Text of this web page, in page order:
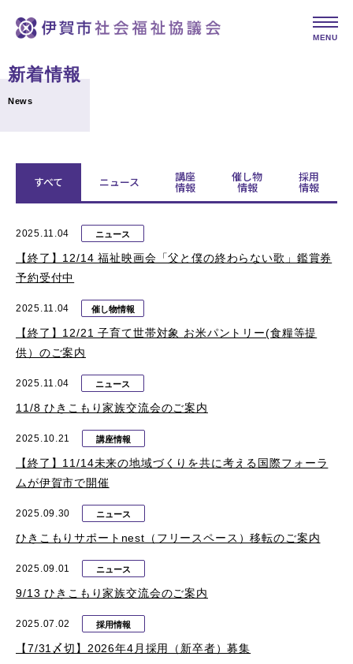
MENU
新着情報
News
すべて ニュース 講座
情報
催し物
情報
採用
情報
2025.11.04 ニュース
【終了】12/14 福祉映画会「父と僕の終わらない歌」鑑賞券
予約受付中
2025.11.04 催し物情報
【終了】12/21 子育て世帯対象 お米パントリー(食糧等提
供）のご案内
2025.11.04 ニュース
11/8 ひきこもり家族交流会のご案内
2025.10.21 講座情報
【終了】11/14未来の地域づくりを共に考える国際フォーラ
ムが伊賀市で開催
2025.09.30 ニュース
ひきこもりサポートnest（フリースペース）移転のご案内
2025.09.01 ニュース
9/13 ひきこもり家族交流会のご案内
2025.07.02 採用情報
【7/31〆切】2026年4月採用（新卒者）募集